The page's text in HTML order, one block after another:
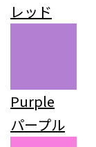
レッド
Purple
パープル